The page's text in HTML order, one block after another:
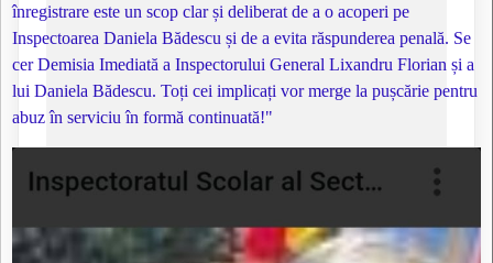
înregistrare este un scop clar și deliberat de a o acoperi pe
Inspectoarea Daniela Bădescu și de a evita răspunderea penală. Se
cer Demisia Imediată a Inspectorului General Lixandru Florian și a
lui Daniela Bădescu. Toți cei implicați vor merge la pușcărie pentru
abuz în serviciu în formă continuată!"